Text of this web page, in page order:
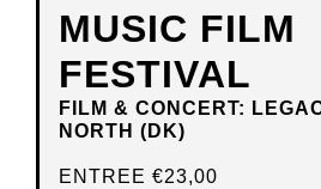
MUSIC FILM
FESTIVAL
FILM & CONCERT:
NORTH (DK)
ENTREE €23,00